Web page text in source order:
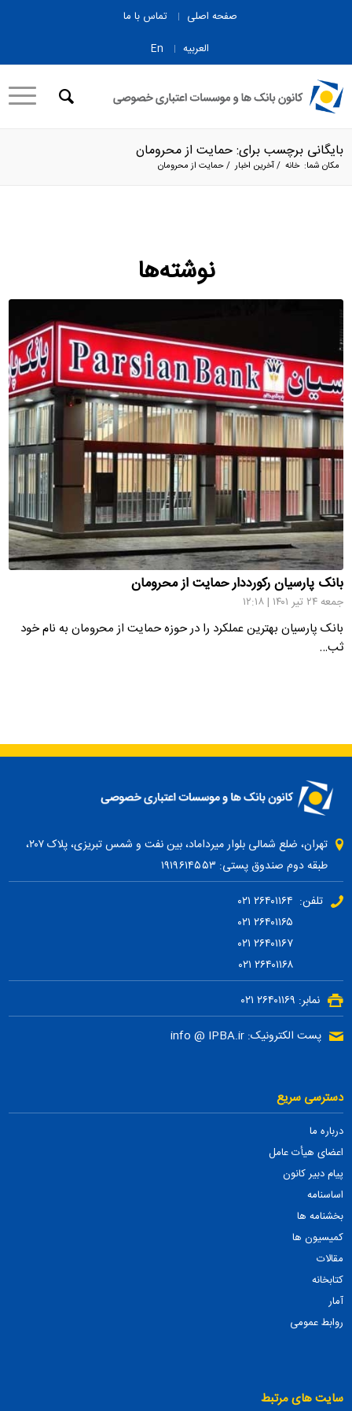
صفحه اصلی
تماس با ما
العربیه
En
بایگانی برچسب برای: حمایت از محرومان
مکان شما: خانه /آخرین اخبار /حمایت از محرومان
نوشته‌ها
بانک پارسیان رکورددار حمایت از محرومان
جمعه ۲۴ تیر ۱۴۰۱ | ۱۲:۱۸
بانک پارسیان بهترین عملکرد را در حوزه حمایت از محرومان به نام خود
ثب…
تهران، ضلع شمالی بلوار میرداماد، بین نفت و شمس تبریزی، پلاک ۲۰۷،
طبقه دوم صندوق پستی: ۱۹۱۹۶۱۴۵۵۳
تلفن: ۲۶۴۰۱۱۶۴ ۰۲۱
۲۶۴۰۱۱۶۷ ۰۲۱
۲۶۴۰۱۱۶۸ ۰۲۱
نمابر: ۲۶۴۰۱۱۶۹ ۰۲۱
پست الکترونیک: info @ IPBA.ir
دسترسی سریع
درباره ما
اعضای هیأت عامل
پیام دبیر کانون
اساسنامه
بخشنامه ها
کمیسیون ها
مقالات
کتابخانه
آمار
روابط عمومی
سایت های مرتبط